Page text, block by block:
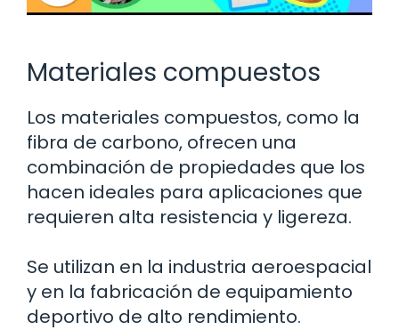
Materiales compuestos
Los materiales compuestos, como la
fibra de carbono, ofrecen una
combinación de propiedades que los
hacen ideales para aplicaciones que
requieren alta resistencia y ligereza.
Se utilizan en la industria aeroespacial
y en la fabricación de equipamiento
deportivo de alto rendimiento.